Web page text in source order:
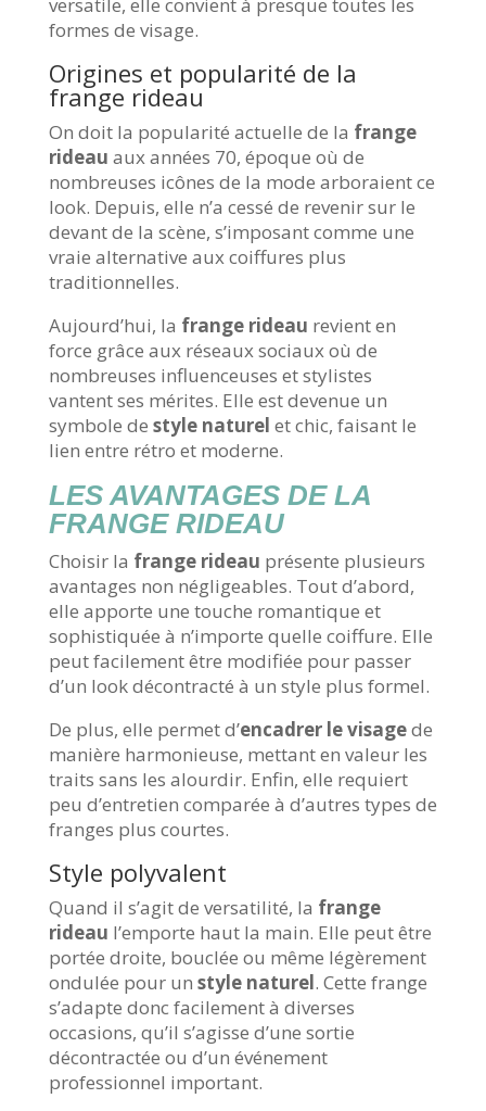
formes de visage.
Origines et popularité de la
frange rideau
On doit la popularité actuelle de la frange
rideau aux années 70, époque où de
nombreuses icônes de la mode arboraient ce
look. Depuis, elle n’a cessé de revenir sur le
devant de la scène, s’imposant comme une
vraie alternative aux coiffures plus
traditionnelles.
Aujourd’hui, la frange rideau revient en
force grâce aux réseaux sociaux où de
nombreuses influenceuses et stylistes
vantent ses mérites. Elle est devenue un
symbole de style naturel et chic, faisant le
lien entre rétro et moderne.
LES AVANTAGES DE LA
FRANGE RIDEAU
Choisir la frange rideau présente plusieurs
avantages non négligeables. Tout d’abord,
elle apporte une touche romantique et
sophistiquée à n’importe quelle coiffure. Elle
peut facilement être modifiée pour passer
d’un look décontracté à un style plus formel.
De plus, elle permet d’encadrer le visagede
manière harmonieuse, mettant en valeur les
traits sans les alourdir. Enfin, elle requiert
peu d’entretien comparée à d’autres types de
franges plus courtes.
Style polyvalent
Quand il s’agit de versatilité, la frange
rideau l’emporte haut la main. Elle peut être
portée droite, bouclée ou même légèrement
ondulée pour un style naturel. Cette frange
s’adapte donc facilement à diverses
occasions, qu’il s’agisse d’une sortie
décontractée ou d’un événement
professionnel important.